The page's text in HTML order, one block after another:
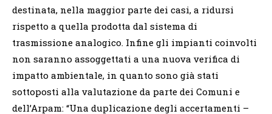
destinata, nella maggior parte dei casi, a ridursi
rispetto a quella prodotta dal sistema di
trasmissione analogico. Infine gli impianti coinvolti
non saranno assoggettati a una nuova verifica di
impatto ambientale, in quanto sono già stati
sottoposti alla valutazione da parte dei Comuni e
dell’Arpam: “Una duplicazione degli accertamenti –